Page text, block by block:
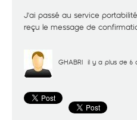
J'ai passé au service
reçu le message de
GHABRI il y a plus de 6